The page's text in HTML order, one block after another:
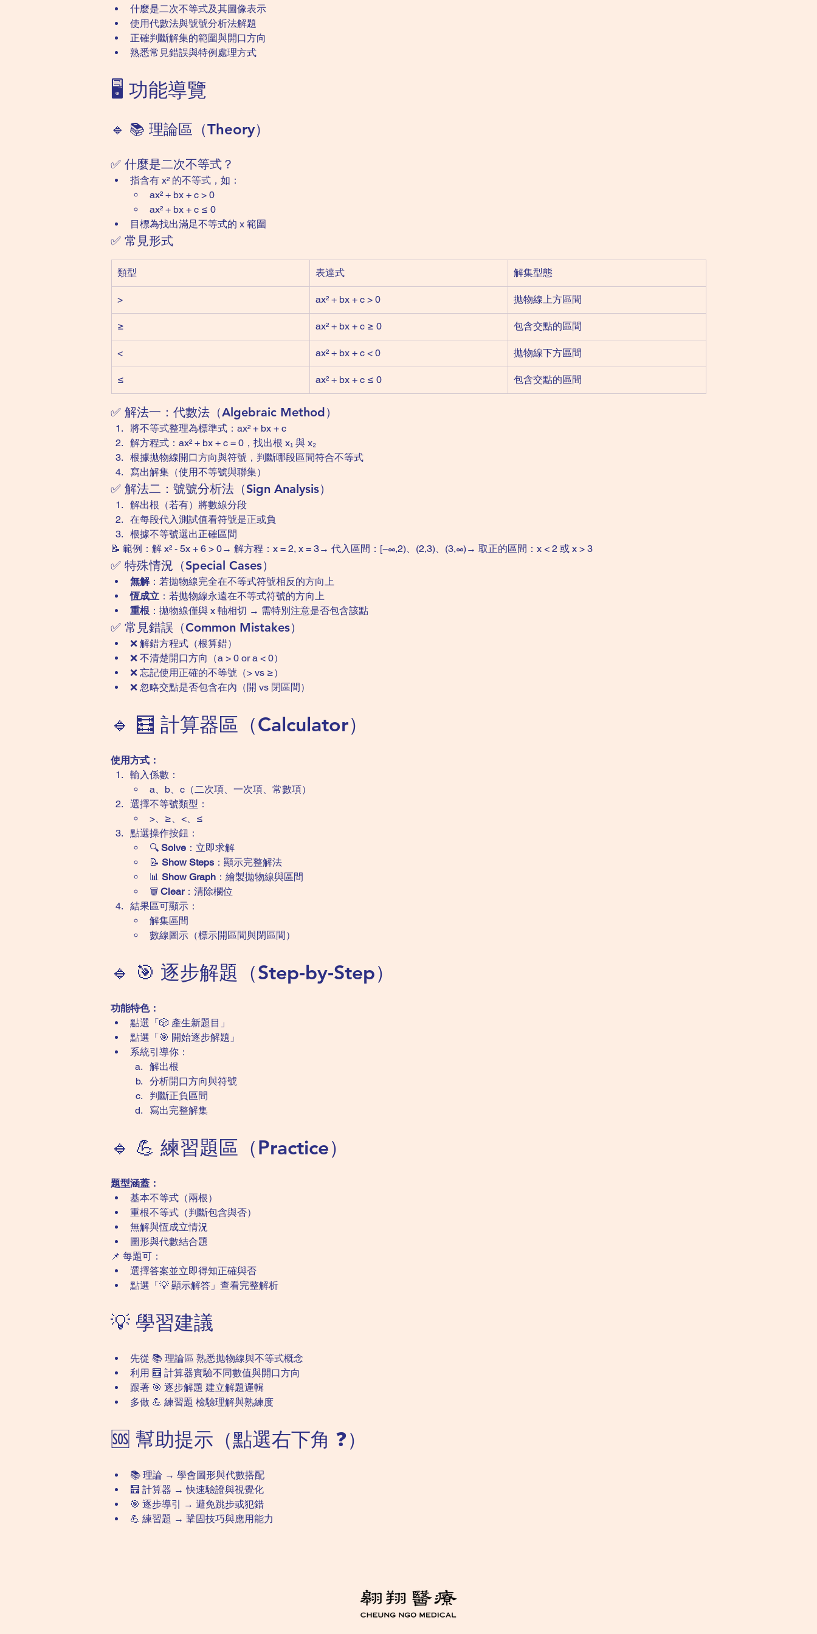
什麼是二次不等式及其圖像表示
使用代數法與號號分析法解題
正確判斷解集的範圍與開口方向
熟悉常見錯誤與特例處理方式
🖥️ 功能導覽
🔹 📚 理論區（Theory）
✅ 什麼是二次不等式？
指含有 x² 的不等式，如：
ax² + bx + c > 0
ax² + bx + c ≤ 0
目標為找出滿足不等式的 x 範圍
✅ 常見形式
類型 表達式 解集型態
> ax² + bx + c > 0 拋物線上方區間
≥ ax² + bx + c ≥ 0 包含交點的區間
< ax² + bx + c < 0 拋物線下方區間
≤ ax² + bx + c ≤ 0 包含交點的區間
✅ 解法一：代數法（Algebraic Method）
將不等式整理為標準式：ax² + bx + c
解方程式：ax² + bx + c = 0，找出根 x₁ 與 x₂
根據拋物線開口方向與符號，判斷哪段區間符合不等式
寫出解集（使用不等號與聯集）
✅ 解法二：號號分析法（Sign Analysis）
解出根（若有）將數線分段
在每段代入測試值看符號是正或負
根據不等號選出正確區間
📝 範例：解 x² - 5x + 6 > 0→ 解方程：x = 2, x = 3→ 代入區間：[−∞,2)、(2,3)、(3,∞)→ 取正的區間：x < 2 或 x > 3
✅ 特殊情況（Special Cases）
無解：若拋物線完全在不等式符號相反的方向上
恆成立 ：若拋物線永遠在不等式符號的方向上
重根 ：拋物線僅與 x 軸相切 → 需特別注意是否包含該點
✅ 常見錯誤（Common Mistakes）
❌ 解錯方程式（根算錯）
❌ 不清楚開口方向（a > 0 or a < 0）
❌ 忘記使用正確的不等號（> vs ≥）
❌ 忽略交點是否包含在內（開 vs 閉區間）
🔹 🧮 計算器區（Calculator）
使用方式：
輸入係數：
a、b、c（二次項、一次項、常數項）
選擇不等號類型：
>、≥、<、≤
點選操作按鈕：
🔍 Solve ：立即求解
📝 Show Steps ：顯示完整解法
📊 Show Graph ：繪製拋物線與區間
🗑️ Clear：清除欄位
結果區可顯示：
解集區間
數線圖示（標示開區間與閉區間）
🔹 🎯 逐步解題（Step-by-Step）
功能特色：
點選「🎲 產生新題目」
點選「🎯 開始逐步解題」
系統引導你：
解出根
分析開口方向與符號
判斷正負區間
寫出完整解集
🔹 💪 練習題區（Practice）
題型涵蓋：
基本不等式（兩根）
重根不等式（判斷包含與否）
無解與恆成立情況
圖形與代數結合題
📌 每題可：
選擇答案並立即得知正確與否
點選「💡 顯示解答」查看完整解析
💡 學習建議
先從 📚 理論區 熟悉拋物線與不等式概念
利用 🧮 計算器實驗不同數值與開口方向
跟著 🎯 逐步解題 建立解題邏輯
多做 💪 練習題 檢驗理解與熟練度
🆘 幫助提示（點選右下角 ❓）
📚 理論 → 學會圖形與代數搭配
🧮 計算器 → 快速驗證與視覺化
🎯 逐步導引 → 避免跳步或犯錯
💪 練習題 → 鞏固技巧與應用能力